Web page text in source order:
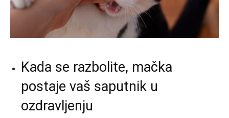
Kada se razbolite, mačka
postaje vaš saputnik u
ozdravljenju